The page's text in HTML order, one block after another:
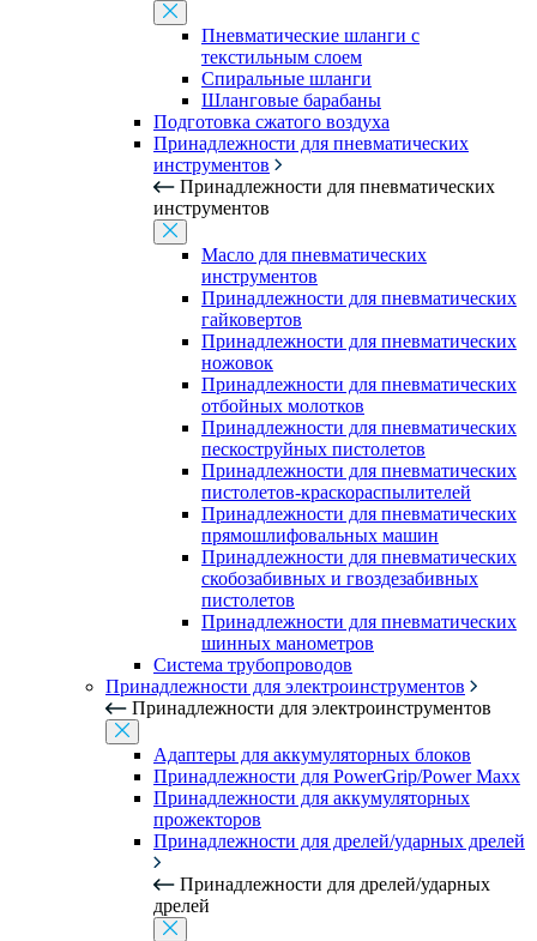
Пневматические шланги с
текстильным слоем
Спиральные шланги
Шланговые барабаны
Подготовка сжатого воздуха
Принадлежности для пневматических
инструментов
Принадлежности для пневматических
инструментов
Масло для пневматических
инструментов
Принадлежности для пневматических
гайковертов
Принадлежности для пневматических
ножовок
Принадлежности для пневматических
отбойных молотков
Принадлежности для пневматических
пескоструйных пистолетов
Принадлежности для пневматических
пистолетов-краскораспылителей
Принадлежности для пневматических
прямошлифовальных машин
Принадлежности для пневматических
скобозабивных и гвоздезабивных
пистолетов
Принадлежности для пневматических
шинных манометров
Система трубопроводов
Принадлежности для электроинструментов
Принадлежности для электроинструментов
Адаптеры для аккумуляторных блоков
Принадлежности для PowerGrip/Power Maxx
Принадлежности для аккумуляторных
прожекторов
Принадлежности для дрелей/ударных дрелей
Принадлежности для дрелей/ударных
дрелей